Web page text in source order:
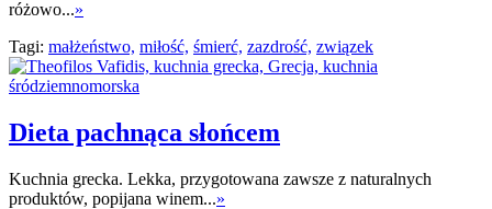
różowo...»
Tagi: małżeństwo, miłość, śmierć, zazdrość, związek
Dieta pachnąca słońcem
Kuchnia grecka. Lekka, przygotowana zawsze z naturalnych
produktów, popijana winem...»